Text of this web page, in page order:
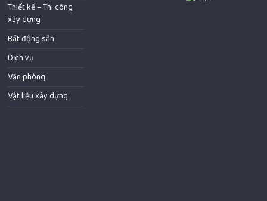
Thiết kế – Thi công
xây dựng
Bất động sản
Dịch vụ
Văn phòng
Vật liệu xây dựng